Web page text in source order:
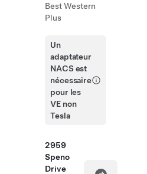
Best Western
Plus
Un
adaptateur
NACS est
nécessaire
pour les
VE non
Tesla
2959
Speno
Drive